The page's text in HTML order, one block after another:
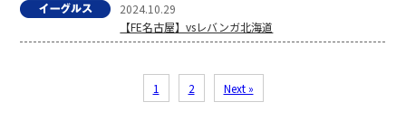
2024.10.29
【FE名古屋】vsレバンガ北海道
1 2 Next »